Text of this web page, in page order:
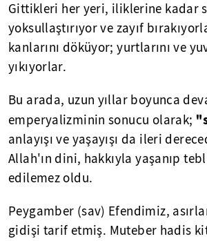
Gittikleri her yeri, iliklerine kadar
yoksullaştırıyor ve zayıf
kanlarını döküyor; yurtlarını ve
yıkıyorlar.
Bu arada, uzun yıllar boyunca
emperyalizminin sonucu olarak;
anlayışı ve yaşayışı da ileri
Allah'ın dini, hakkıyla yaşanıp
edilemez oldu.
Peygamber (sav) Efendimiz,
gidişi tarif etmiş. Muteber hadis